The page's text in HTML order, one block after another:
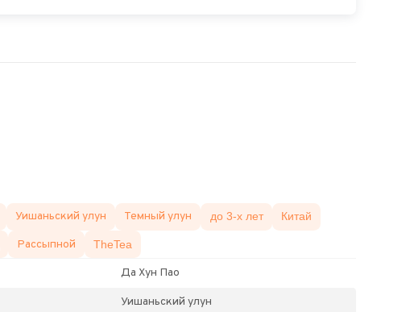
Уишаньский улун Темный улун до 3-х лет Китай
Рассыпной TheTea
Да Хун Пао
Уишаньский улун